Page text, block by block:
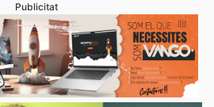
Publicitat